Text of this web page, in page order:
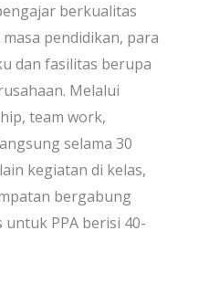
berkualitas
pendidikan, para
dan fasilitas berupa
Melalui
team work,
selama 30
kegiatan di kelas,
bergabung
untuk PPA berisi 40-